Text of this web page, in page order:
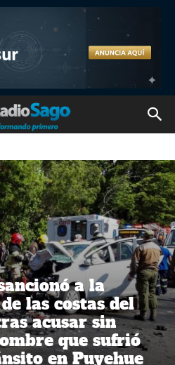
a la
las costas del
acusar sin
que sufrió
en Puyehue